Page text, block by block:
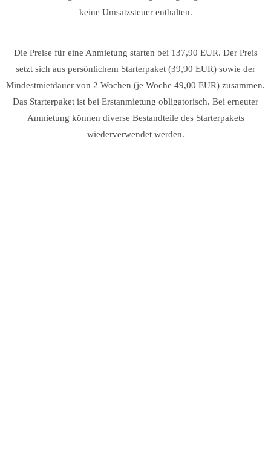
keine Umsatzsteuer enthalten.
Die Preise für eine Anmietung starten bei 137,90 EUR. Der Preis
setzt sich aus persönlichem Starterpaket (39,90 EUR) sowie der
Mindestmietdauer von 2 Wochen (je Woche 49,00 EUR) zusammen.
Das Starterpaket ist bei Erstanmietung obligatorisch. Bei erneuter
Anmietung können diverse Bestandteile des Starterpakets
wiederverwendet werden.